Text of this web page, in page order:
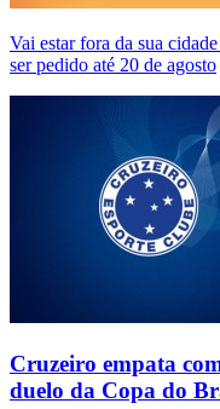
Vai estar fora da sua
ser pedido até 20 de agosto
Cruzeiro empata
duelo da Copa do